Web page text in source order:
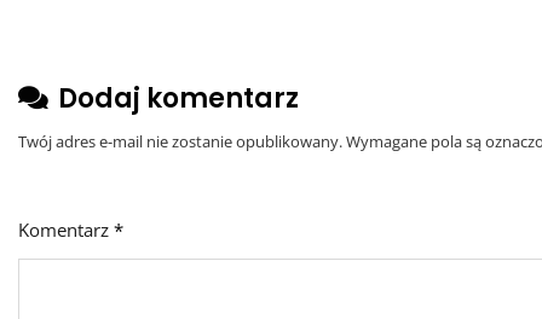
Dodaj komentarz
Twój adres e-mail nie zostanie opublikowany.Wymagane pola są
Komentarz *